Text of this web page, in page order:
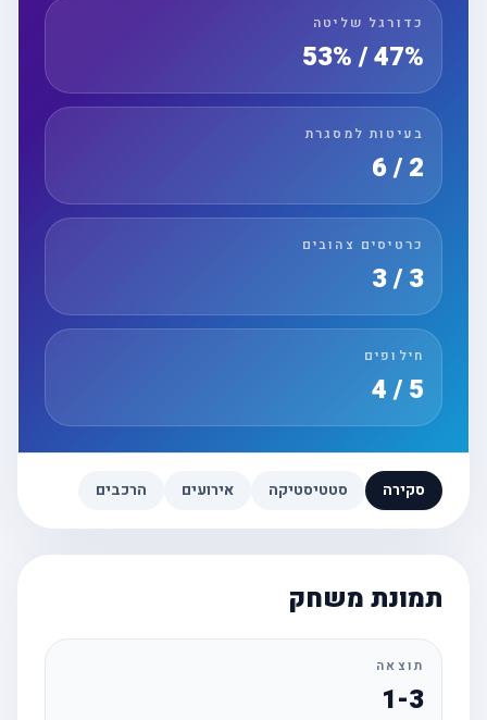
כדורגל שליטה
47% / 53%
בעיטות למסגרת
כרטיסים צהובים
3 / 3
חילופים
סקירה סטטיסטיקה אירועים הרכבים
תמונת משחק
תוצאה
1-3